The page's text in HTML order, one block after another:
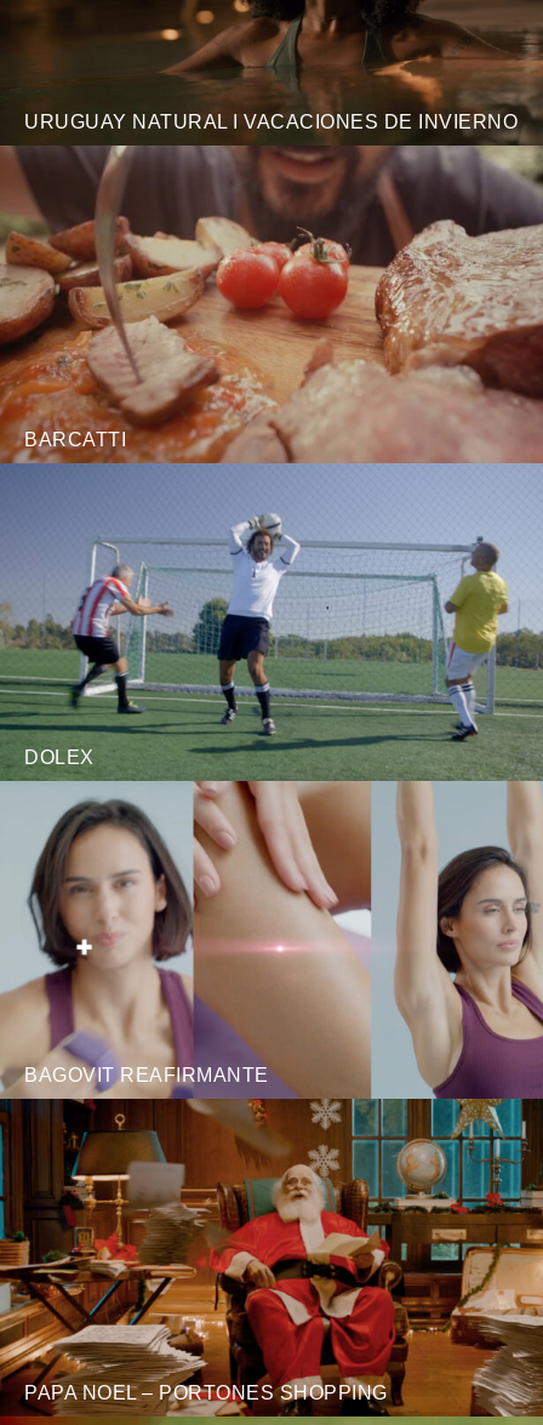
URUGUAY NATURAL I VACACIONES DE INVIERNO
BARCATTI
DOLEX
BAGOVIT REAFIRMANTE
PAPA NOEL – PORTONES SHOPPING